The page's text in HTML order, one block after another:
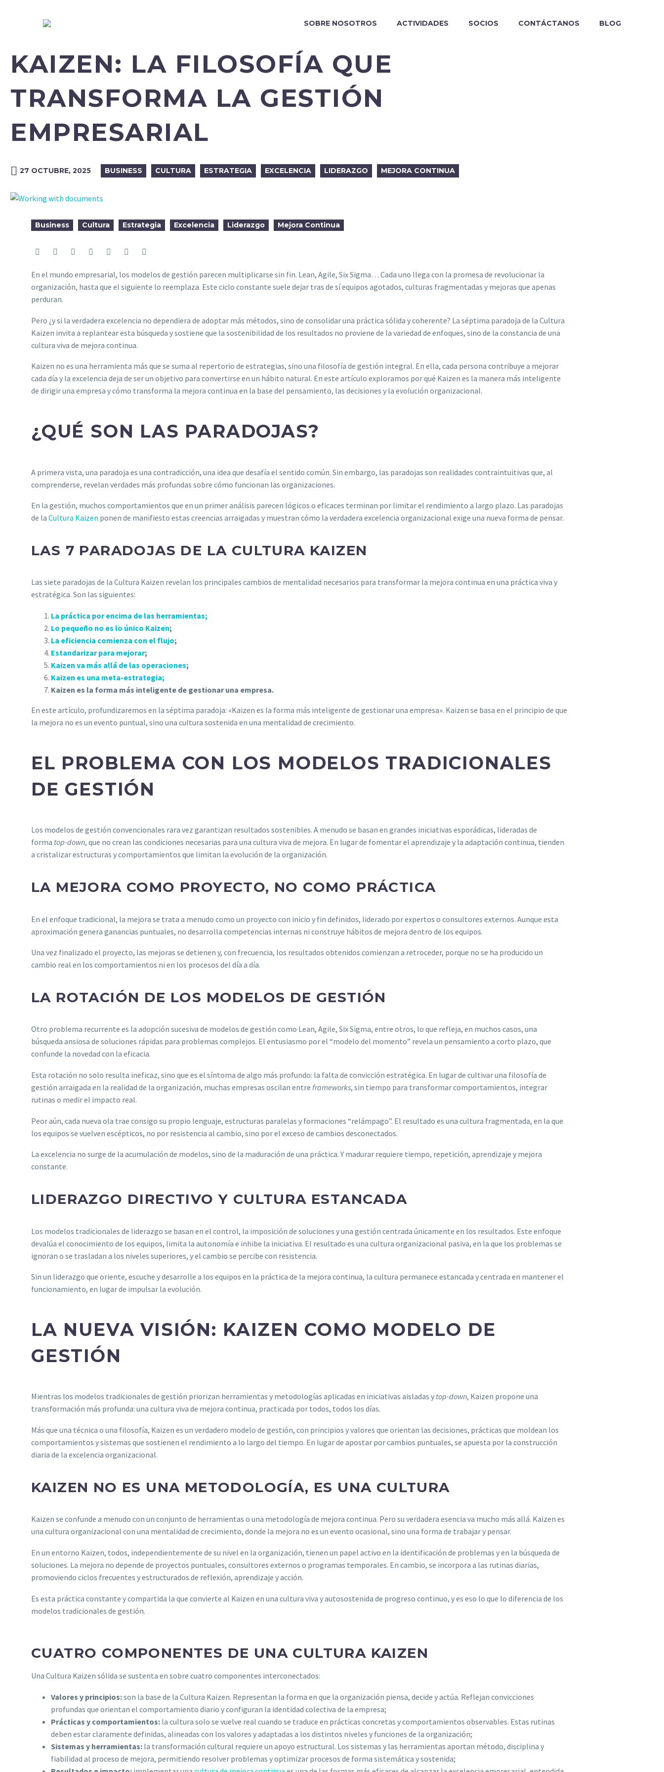
SOBRE NOSOTROS ACTIVIDADES SOCIOS CONTÁCTANOS BLOG
KAIZEN: LA FILOSOFÍA QUE
TRANSFORMA LA GESTIÓN
EMPRESARIAL
27 OCTUBRE, 2025 BUSINESS CULTURA ESTRATEGIA EXCELENCIA LIDERAZGO MEJORA CONTINUA
Business Cultura Estrategia Excelencia Liderazgo Mejora Continua
En el mundo empresarial, los modelos de gestión parecen multiplicarse sin fin. Lean, Agile, Six Sigma… Cada uno llega con la promesa de revolucionar la
organización, hasta que el siguiente lo reemplaza. Este ciclo constante suele dejar tras de sí equipos agotados, culturas fragmentadas y mejoras que apenas
perduran.
Pero ¿y si la verdadera excelencia no dependiera de adoptar más métodos, sino de consolidar una práctica sólida y coherente? La séptima paradoja de la Cultura
Kaizen invita a replantear esta búsqueda y sostiene que la sostenibilidad de los resultados no proviene de la variedad de enfoques, sino de la constancia de una
cultura viva de mejora continua.
Kaizen no es una herramienta más que se suma al repertorio de estrategias, sino una filosofía de gestión integral. En ella, cada persona contribuye a mejorar
cada día y la excelencia deja de ser un objetivo para convertirse en un hábito natural. En este artículo exploramos por qué Kaizen es la manera más inteligente
de dirigir una empresa y cómo transforma la mejora continua en la base del pensamiento, las decisiones y la evolución organizacional.
¿QUÉ SON LAS PARADOJAS?
A primera vista, una paradoja es una contradicción, una idea que desafía el sentido común. Sin embargo, las paradojas son realidades contraintuitivas que, al
comprenderse, revelan verdades más profundas sobre cómo funcionan las organizaciones.
En la gestión, muchos comportamientos que en un primer análisis parecen lógicos o eficaces terminan por limitar el rendimiento a largo plazo. Las paradojas
de la Cultura Kaizen ponen de manifiesto estas creencias arraigadas y muestran cómo la verdadera excelencia organizacional exige una nueva forma de pensar.
LAS 7 PARADOJAS DE LA CULTURA KAIZEN
Las siete paradojas de la Cultura Kaizen revelan los principales cambios de mentalidad necesarios para transformar la mejora continua en una práctica viva y
estratégica. Son las siguientes:
La práctica por encima de las herramientas;
Lo pequeño no es lo único Kaizen;
La eficiencia comienza con el flujo;
Estandarizar para mejorar;
Kaizen va más allá de las operaciones;
Kaizen es una meta-estrategia;
Kaizen es la forma más inteligente de gestionar una empresa.
En este artículo, profundizaremos en la séptima paradoja: «Kaizen es la forma más inteligente de gestionar una empresa». Kaizen se basa en el principio de que
la mejora no es un evento puntual, sino una cultura sostenida en una mentalidad de crecimiento.
EL PROBLEMA CON LOS MODELOS TRADICIONALES
DE GESTIÓN
Los modelos de gestión convencionales rara vez garantizan resultados sostenibles. A menudo se basan en grandes iniciativas esporádicas, lideradas de
forma top-down, que no crean las condiciones necesarias para una cultura viva de mejora. En lugar de fomentar el aprendizaje y la adaptación continua, tienden
a cristalizar estructuras y comportamientos que limitan la evolución de la organización.
LA MEJORA COMO PROYECTO, NO COMO PRÁCTICA
En el enfoque tradicional, la mejora se trata a menudo como un proyecto con inicio y fin definidos, liderado por expertos o consultores externos. Aunque esta
aproximación genera ganancias puntuales, no desarrolla competencias internas ni construye hábitos de mejora dentro de los equipos.
Una vez finalizado el proyecto, las mejoras se detienen y, con frecuencia, los resultados obtenidos comienzan a retroceder, porque no se ha producido un
cambio real en los comportamientos ni en los procesos del día a día.
LA ROTACIÓN DE LOS MODELOS DE GESTIÓN
Otro problema recurrente es la adopción sucesiva de modelos de gestión como Lean, Agile, Six Sigma, entre otros, lo que refleja, en muchos casos, una
búsqueda ansiosa de soluciones rápidas para problemas complejos. El entusiasmo por el “modelo del momento” revela un pensamiento a corto plazo, que
confunde la novedad con la eficacia.
Esta rotación no solo resulta ineficaz, sino que es el síntoma de algo más profundo: la falta de convicción estratégica. En lugar de cultivar una filosofía de
gestión arraigada en la realidad de la organización, muchas empresas oscilan entre frameworks, sin tiempo para transformar comportamientos, integrar
rutinas o medir el impacto real.
Peor aún, cada nueva ola trae consigo su propio lenguaje, estructuras paralelas y formaciones “relámpago”. El resultado es una cultura fragmentada, en la que
los equipos se vuelven escépticos, no por resistencia al cambio, sino por el exceso de cambios desconectados.
La excelencia no surge de la acumulación de modelos, sino de la maduración de una práctica. Y madurar requiere tiempo, repetición, aprendizaje y mejora
constante.
LIDERAZGO DIRECTIVO Y CULTURA ESTANCADA
Los modelos tradicionales de liderazgo se basan en el control, la imposición de soluciones y una gestión centrada únicamente en los resultados. Este enfoque
devalúa el conocimiento de los equipos, limita la autonomía e inhibe la iniciativa. El resultado es una cultura organizacional pasiva, en la que los problemas se
ignoran o se trasladan a los niveles superiores, y el cambio se percibe con resistencia.
Sin un liderazgo que oriente, escuche y desarrolle a los equipos en la práctica de la mejora continua, la cultura permanece estancada y centrada en mantener el
funcionamiento, en lugar de impulsar la evolución.
LA NUEVA VISIÓN: KAIZEN COMO MODELO DE
GESTIÓN
Mientras los modelos tradicionales de gestión priorizan herramientas y metodologías aplicadas en iniciativas aisladas y top-down, Kaizen propone una
transformación más profunda: una cultura viva de mejora continua, practicada por todos, todos los días.
Más que una técnica o una filosofía, Kaizen es un verdadero modelo de gestión, con principios y valores que orientan las decisiones, prácticas que moldean los
comportamientos y sistemas que sostienen el rendimiento a lo largo del tiempo. En lugar de apostar por cambios puntuales, se apuesta por la construcción
diaria de la excelencia organizacional.
KAIZEN NO ES UNA METODOLOGÍA, ES UNA CULTURA
Kaizen se confunde a menudo con un conjunto de herramientas o una metodología de mejora continua. Pero su verdadera esencia va mucho más allá. Kaizen es
una cultura organizacional con una mentalidad de crecimiento, donde la mejora no es un evento ocasional, sino una forma de trabajar y pensar.
En un entorno Kaizen, todos, independientemente de su nivel en la organización, tienen un papel activo en la identificación de problemas y en la búsqueda de
soluciones. La mejora no depende de proyectos puntuales, consultores externos o programas temporales. En cambio, se incorpora a las rutinas diarias,
promoviendo ciclos frecuentes y estructurados de reflexión, aprendizaje y acción.
Es esta práctica constante y compartida la que convierte al Kaizen en una cultura viva y autosostenida de progreso continuo, y es eso lo que lo diferencia de los
modelos tradicionales de gestión.
CUATRO COMPONENTES DE UNA CULTURA KAIZEN
Una Cultura Kaizen sólida se sustenta en sobre cuatro componentes interconectados:
Valores y principios:son la base de la Cultura Kaizen. Representan la forma en que la organización piensa, decide y actúa. Reflejan convicciones
profundas que orientan el comportamiento diario y configuran la identidad colectiva de la empresa;
Prácticas y comportamientos: la cultura solo se vuelve real cuando se traduce en prácticas concretas y comportamientos observables. Estas rutinas
deben estar claramente definidas, alineadas con los valores y adaptadas a los distintos niveles y funciones de la organización;
Sistemas y herramientas: la transformación cultural requiere un apoyo estructural. Los sistemas y las herramientas aportan método, disciplina y
fiabilidad al proceso de mejora, permitiendo resolver problemas y optimizar procesos de forma sistemática y sostenida;